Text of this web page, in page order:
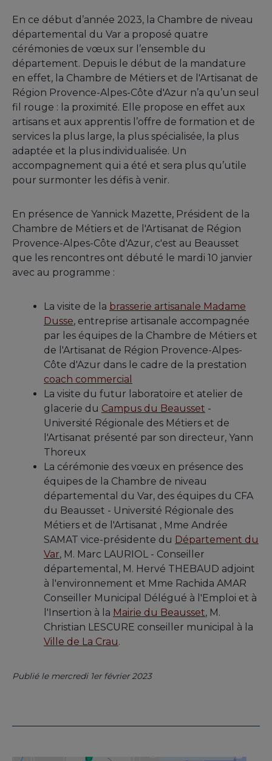
En ce début d’année 2023, la Chambre de niveau
départemental du Var a proposé quatre
cérémonies de vœux sur l’ensemble du
département. Depuis le début de la mandature
en effet, la Chambre de Métiers et de l'Artisanat de
Région Provence-Alpes-Côte d'Azur n’a qu’un seul
fil rouge : la proximité. Elle propose en effet aux
artisans et aux apprentis l’offre de formation et de
services la plus large, la plus spécialisée, la plus
adaptée et la plus individualisée. Un
accompagnement qui a été et sera plus qu’utile
pour surmonter les défis à venir.
En présence de Yannick Mazette, Président de la
Chambre de Métiers et de l'Artisanat de Région
Provence-Alpes-Côte d'Azur, c'est au Beausset
que les rencontres ont débuté le mardi 10 janvier
avec au programme :
La visite de la brasserie artisanale Madame
Dusse, entreprise artisanale accompagnée
par les équipes de la Chambre de Métiers et
de l'Artisanat de Région Provence-Alpes-
Côte d'Azur dans le cadre de la prestation
coach commercial
La visite du futur laboratoire et atelier de
glacerie du Campus du Beausset -
Université Régionale des Métiers et de
l'Artisanat présenté par son directeur, Yann
Thoreux
La cérémonie des vœux en présence des
équipes de la Chambre de niveau
départemental du Var, des équipes du CFA
du Beausset - Université Régionale des
Métiers et de l'Artisanat , Mme Andrée
SAMAT vice-présidente du Département du
Var, M. Marc LAURIOL - Conseiller
départemental, M. Hervé THEBAUD adjoint
à l'environnement et Mme Rachida AMAR
Conseiller Municipal Délégué à l'Emploi et à
l'Insertion à la Mairie du Beausset, M.
Christian LESCURE conseiller municipal à la
Ville de La Crau.
Publié le mercredi 1er février 2023